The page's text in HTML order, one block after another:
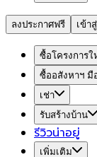
ลงประกาศฟรี เข้า
ซื้อโครงการใ
ซื้ออสังหาฯ มื
เช่า
รับสร้างบ้าน
รีวิวน่าอยู่
เพิ่มเติม